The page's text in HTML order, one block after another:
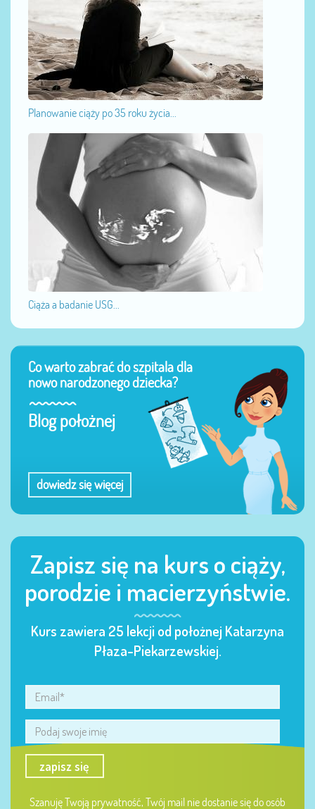
Planowanie ciąży po 35 roku życia...
Ciąża a badanie USG...
Co warto zabrać do szpitala dla
nowo narodzonego dziecka?
Blog położnej
dowiedz się więcej
Zapisz się na kurs o ciąży,
porodzie i macierzyństwie.
Kurs zawiera 25 lekcji od położnej Katarzyna
Płaza-Piekarzewskiej.
zapisz się
Szanuję Twoją prywatność, Twój mail nie dostanie się do osób